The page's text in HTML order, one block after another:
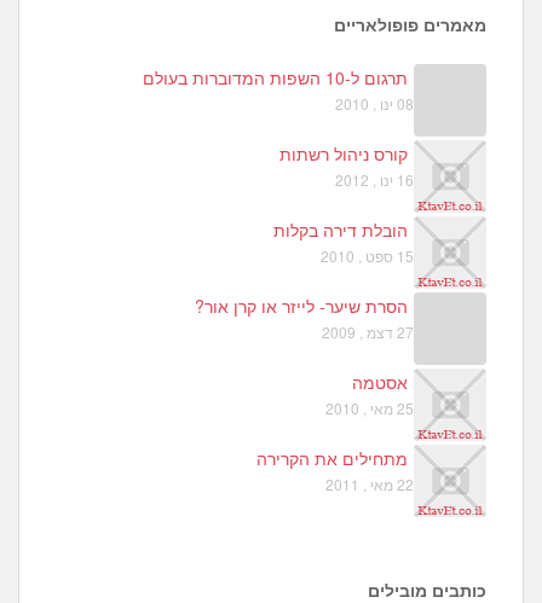
4
מאמרים פופולאריים
תרגום ל-10 השפות המדוברות בעולם
08 ינו , 2010
קורס ניהול רשתות
16 ינו , 2012
הובלת דירה בקלות
15 ספט , 2010
הסרת שיער- לייזר או קרן אור?
27 דצמ , 2009
אסטמה
25 מאי , 2010
מתחילים את הקרירה
22 מאי , 2011
כותבים מובילים